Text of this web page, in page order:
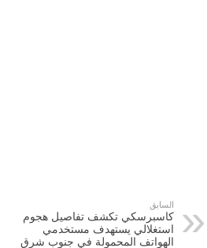
السابق
كاسبرسكي تكشف تفاصيل هجوم
استغلالي يستهدف مستخدمي
الهواتف المحمولة في جنوب شرق